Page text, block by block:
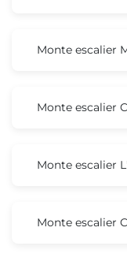
Monte escalier
Monte escalier
Monte escalier
Monte escalier